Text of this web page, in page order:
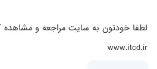
لطفا خودتون به سايت مراجعه و مشاهده
www.itcd.ir